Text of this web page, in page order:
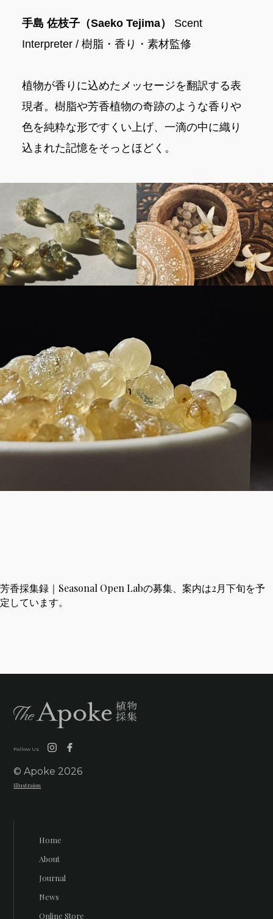
手島 佐枝子（Saeko Tejima）
Scent
Interpreter / 樹脂・香り・素材監修
植物が香りに込めたメッセージを翻訳する表
現者。樹脂や芳香植物の奇跡のような香りや
色を純粋な形ですくい上げ、一滴の中に織り
込まれた記憶をそっとほどく。
芳香採集録｜Seasonal Open Labの募集、案内は2月下旬を予
定しています。
Follow Us
© Apoke 2026
illustraion
Home
About
Journal
News
Online Store